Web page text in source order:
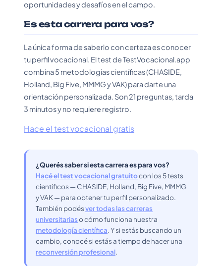
oportunidades y desafíos en el campo.
Es esta carrera para vos?
La única forma de saberlo con certeza es conocer
tu perfil vocacional. El test de TestVocacional.app
combina 5 metodologías científicas (CHASIDE,
Holland, Big Five, MMMG y VAK) para darte una
orientación personalizada. Son 21 preguntas, tarda
3 minutos y no requiere registro.
Hace el test vocacional gratis
¿Querés saber si esta carrera es para vos?
Hacé el test vocacional gratuitocon los 5 tests
científicos — CHASIDE, Holland, Big Five, MMMG
y VAK — para obtener tu perfil personalizado.
También podésver todas las carreras
universitariaso cómo funciona nuestra
metodología científica. Y si estás buscando un
cambio, conocé si estás a tiempo de hacer una
reconversión profesional.